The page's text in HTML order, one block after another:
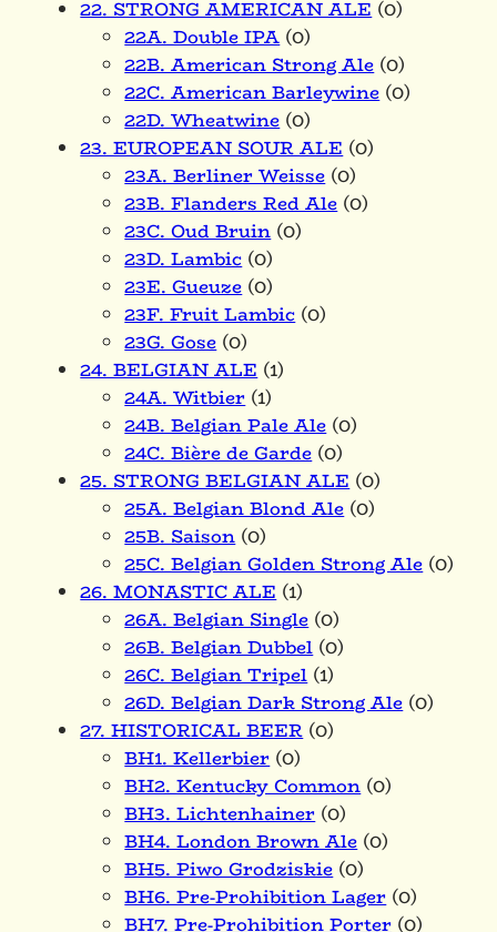
22. STRONG AMERICAN ALE(0)
22A. Double IPA(0)
22B. American Strong Ale(0)
22C. American Barleywine(0)
22D. Wheatwine(0)
23. EUROPEAN SOUR ALE(0)
23A. Berliner Weisse(0)
23B. Flanders Red Ale(0)
23C. Oud Bruin(0)
23D. Lambic(0)
23E. Gueuze(0)
23F. Fruit Lambic(0)
23G. Gose(0)
24. BELGIAN ALE(1)
24A. Witbier(1)
24B. Belgian Pale Ale(0)
24C. Bière de Garde(0)
25. STRONG BELGIAN ALE(0)
25A. Belgian Blond Ale(0)
25B. Saison(0)
25C. Belgian Golden Strong Ale(0)
26. MONASTIC ALE(1)
26A. Belgian Single(0)
26B. Belgian Dubbel(0)
26C. Belgian Tripel(1)
26D. Belgian Dark Strong Ale(0)
27. HISTORICAL BEER(0)
BH1. Kellerbier(0)
BH2. Kentucky Common(0)
BH3. Lichtenhainer(0)
BH4. London Brown Ale(0)
BH5. Piwo Grodziskie(0)
BH6. Pre-Prohibition Lager(0)
BH7. Pre-Prohibition Porter(0)